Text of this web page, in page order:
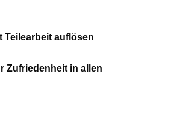
Teilearbeit auflösen
Zufriedenheit in allen